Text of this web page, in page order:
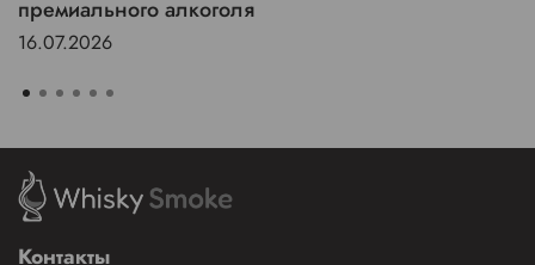
премиального алкоголя
16.07.2026
Контакты